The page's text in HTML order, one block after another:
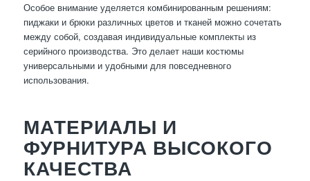
Особое внимание уделяется комбинированным решениям:
пиджаки и брюки различных цветов и тканей можно сочетать
между собой, создавая индивидуальные комплекты из
серийного производства. Это делает наши костюмы
универсальными и удобными для повседневного
использования.
МАТЕРИАЛЫ И
ФУРНИТУРА ВЫСОКОГО
КАЧЕСТВА